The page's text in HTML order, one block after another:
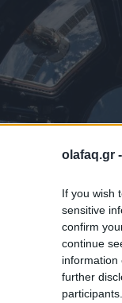
olafaq.gr -
If you wish
sensitive
confirm
continue
information
further